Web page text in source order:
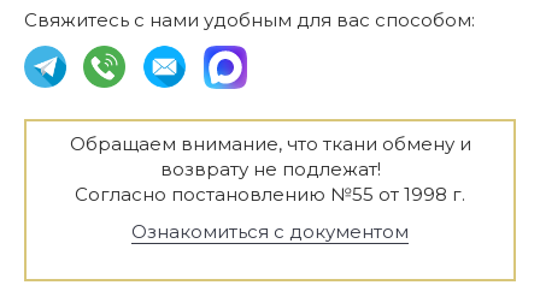
Свяжитесь с нами удобным для вас способом:
Обращаем внимание, что ткани обмену и
возврату не подлежат!
Согласно постановлению №55 от 1998 г.
Ознакомиться с документом